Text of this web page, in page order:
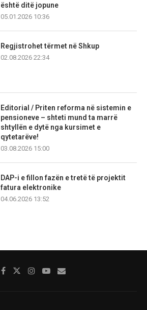
është ditë jopune
05.01.2026 10:36
Regjistrohet tërmet në Shkup
02.08.2026 22:34
Editorial / Priten reforma në sistemin e
pensioneve – shteti mund ta marrë
shtyllën e dytë nga kursimet e
qytetarëve!
03.08.2026 15:00
DAP-i e fillon fazën e tretë të projektit
fatura elektronike
04.06.2026 13:52